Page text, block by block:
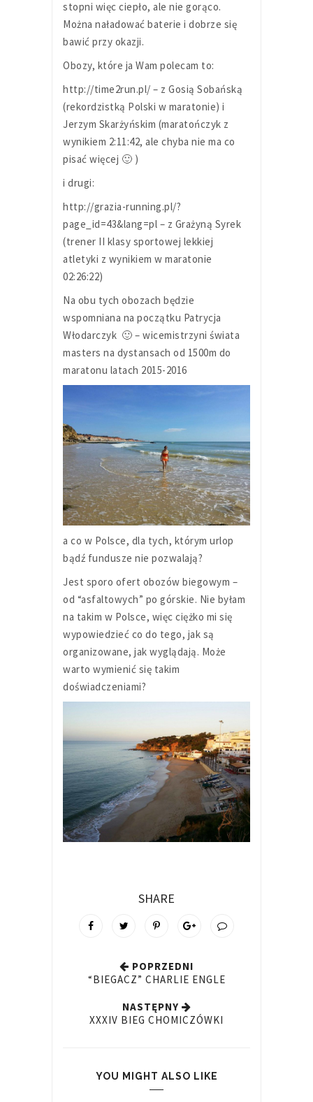
stopni więc ciepło, ale nie gorąco.
Można naładować baterie i dobrze się
bawić przy okazji.
Obozy, które ja Wam polecam to:
http://time2run.pl/ – z Gosią Sobańską
(rekordzistką Polski w maratonie) i
Jerzym Skarżyńskim (maratończyk z
wynikiem 2:11:42, ale chyba nie ma co
pisać więcej 🙂 )
i drugi:
http://grazia-running.pl/?
page_id=43&lang=pl – z Grażyną Syrek
(trener II klasy sportowej lekkiej
atletyki z wynikiem w maratonie
02:26:22)
Na obu tych obozach będzie
wspomniana na początku Patrycja
Włodarczyk 🙂 – wicemistrzyni świata
masters na dystansach od 1500m do
maratonu latach 2015-2016
a co w Polsce, dla tych, którym urlop
bądź fundusze nie pozwalają?
Jest sporo ofert obozów biegowym –
od “asfaltowych” po górskie. Nie byłam
na takim w Polsce, więc ciężko mi się
wypowiedzieć co do tego, jak są
organizowane, jak wyglądają. Może
warto wymienić się takim
doświadczeniami?
SHARE
POPRZEDNI
“BIEGACZ” CHARLIE ENGLE
NASTĘPNY
XXXIV BIEG CHOMICZÓWKI
YOU MIGHT ALSO LIKE